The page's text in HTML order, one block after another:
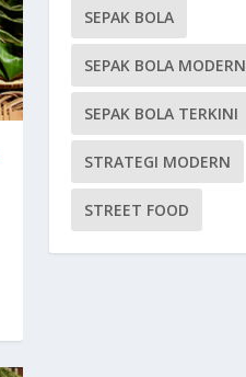
SEPAK BOLA
SEPAK BOLA MODERN
SEPAK BOLA TERKINI
STRATEGI MODERN
STREET FOOD